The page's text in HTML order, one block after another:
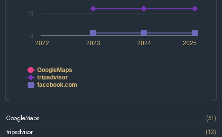
2022 2024
2023 2025
0
10
GoogleMaps
tripadvisor
facebook.com
GoogleMaps
(51)
tripadvisor
(12)